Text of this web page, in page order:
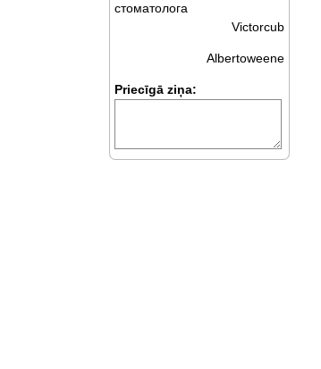
стоматолога
Victorcub
Albertoweene
Priecīgā ziņa: